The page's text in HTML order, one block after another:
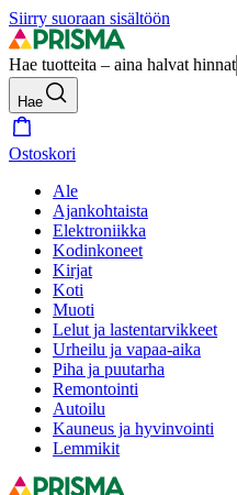
Siirry suoraan sisältöön
Hae tuotteita – aina halvat hinnat
Hae
Ostoskori
Ale
Ajankohtaista
Elektroniikka
Kodinkoneet
Kirjat
Koti
Muoti
Lelut ja lastentarvikkeet
Urheilu ja vapaa-aika
Piha ja puutarha
Remontointi
Autoilu
Kauneus ja hyvinvointi
Lemmikit